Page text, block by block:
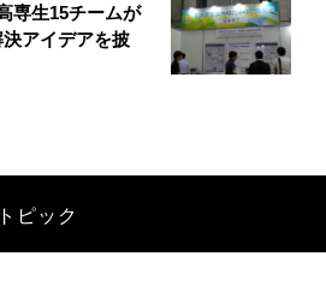
生15チームが
決アイデアを披
ピック